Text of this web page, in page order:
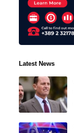
Latest News